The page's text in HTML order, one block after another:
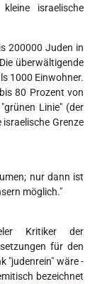
israelische
200000 Juden in
überwältigende
1000 Einwohner.
80 Prozent von
Linie" (der
Grenze
nur dann ist
möglich."
Kritiker der
für den
"judenrein" wäre -
bezeichnet